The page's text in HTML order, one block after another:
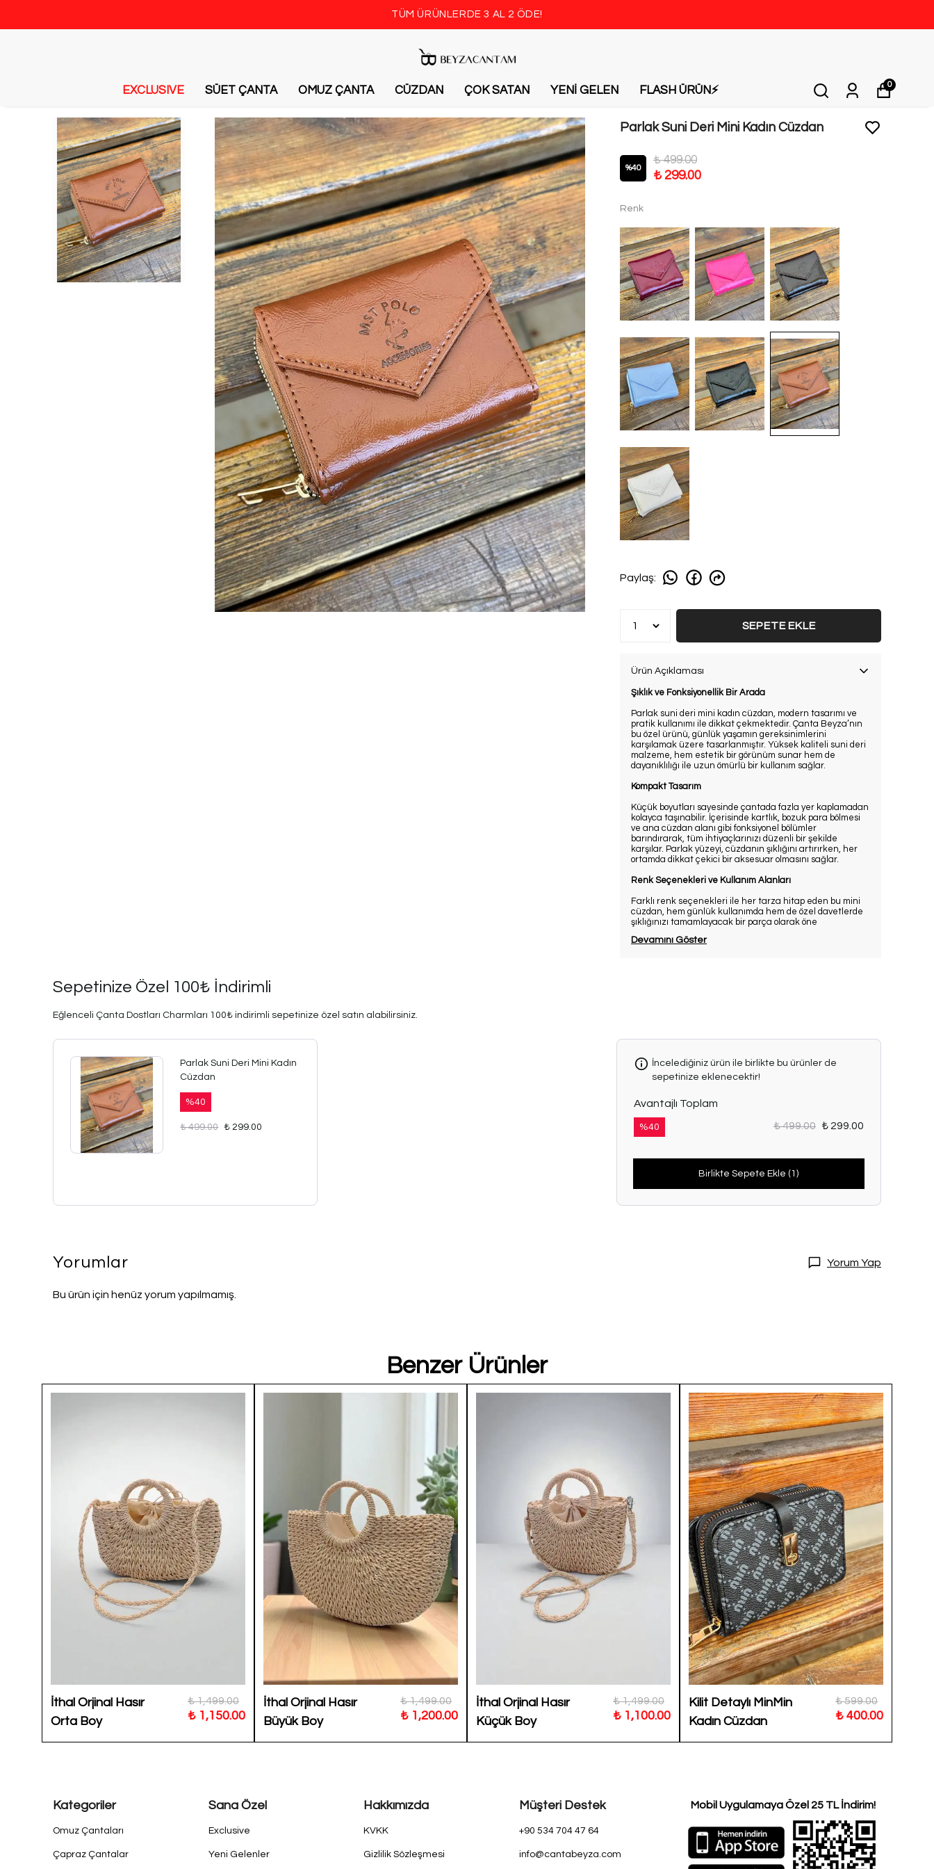
TÜM ÜRÜNLERDE 3 AL 2 ÖDE!
EXCLUSIVE SÜET ÇANTA OMUZ ÇANTA CÜZDAN ÇOK SATAN YENİ GELEN FLASH ÜRÜN⚡️ 0
Parlak Suni Deri Mini Kadın Cüzdan
%40
₺ 499.00
₺ 299.00
Renk
Paylaş:
SEPETE EKLE
Ürün Açıklaması
Şıklık ve Fonksiyonellik Bir Arada
Parlak suni deri mini kadın cüzdan, modern tasarımı ve
pratik kullanımı ile dikkat çekmektedir. Çanta Beyza’nın
bu özel ürünü, günlük yaşamın gereksinimlerini
karşılamak üzere tasarlanmıştır. Yüksek kaliteli suni deri
malzeme, hem estetik bir görünüm sunar hem de
dayanıklılığı ile uzun ömürlü bir kullanım sağlar.
Kompakt Tasarım
Küçük boyutları sayesinde çantada fazla yer kaplamadan
kolayca taşınabilir. İçerisinde kartlık, bozuk para bölmesi
ve ana cüzdan alanı gibi fonksiyonel bölümler
barındırarak, tüm ihtiyaçlarınızı düzenli bir şekilde
karşılar. Parlak yüzeyi, cüzdanın şıklığını artırırken, her
ortamda dikkat çekici bir aksesuar olmasını sağlar.
Renk Seçenekleri ve Kullanım Alanları
Farklı renk seçenekleri ile her tarza hitap eden bu mini
cüzdan, hem günlük kullanımda hem de özel davetlerde
şıklığınızı tamamlayacak bir parça olarak öne
Devamını Göster
Sepetinize Özel 100₺ İndirimli
Eğlenceli Çanta Dostları Charmları 100₺ indirimli sepetinize özel satın alabilirsiniz.
Parlak Suni Deri Mini Kadın
Cüzdan
%40
₺ 499.00 ₺ 299.00
İncelediğiniz ürün ile birlikte bu ürünler de
sepetinize eklenecektir!
Avantajlı Toplam
%40 ₺ 499.00 ₺ 299.00
Birlikte Sepete Ekle (1)
Yorumlar Yorum Yap
Bu ürün için henüz yorum yapılmamış.
Benzer Ürünler
İthal Orjinal Hasır
Orta Boy
₺ 1,499.00
₺ 1,150.00
İthal Orjinal Hasır
Büyük Boy
₺ 1,499.00
₺ 1,200.00
İthal Orjinal Hasır
Küçük Boy
₺ 1,499.00
₺ 1,100.00
Kilit Detaylı MinMin
Kadın Cüzdan
₺ 599.00
₺ 400.00
Kategoriler
Omuz Çantaları
Çapraz Çantalar
Sana Özel
Exclusive
Yeni Gelenler
Hakkımızda
KVKK
Gizlilik Sözleşmesi
Müşteri Destek
+90 534 704 47 64
info@cantabeyza.com
Mobil Uygulamaya Özel 25 TL İndirim!